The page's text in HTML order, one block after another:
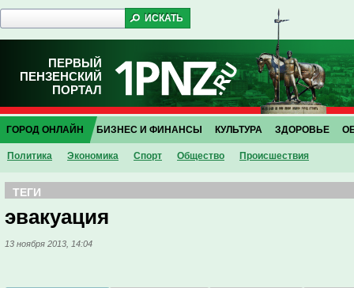
ПЕРВЫЙ
ПЕНЗЕНСКИЙ
ПОРТАЛ
ГОРОД ОНЛАЙН
Политика Экономика Спорт Общество Проиcшествия
БИЗНЕС И ФИНАНСЫ КУЛЬТУРА ЗДОРОВЬЕ
ТЕГИ
эвакуация
13 ноября 2013, 14:04